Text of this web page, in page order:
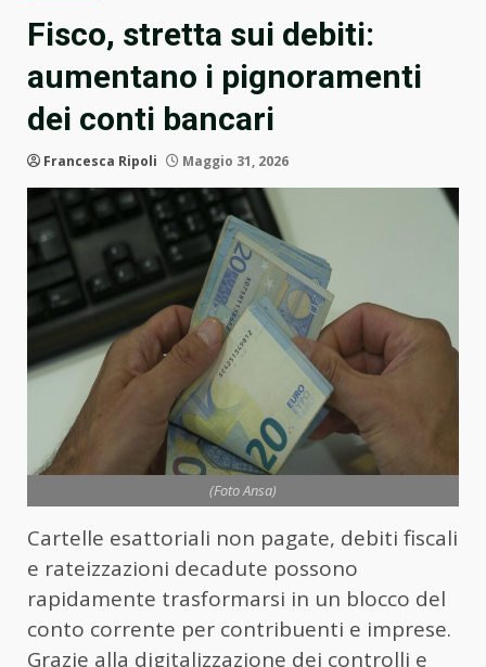
Fisco, stretta sui debiti:
aumentano i pignoramenti
dei conti bancari
Francesca Ripoli Maggio 31, 2026
(Foto Ansa)
Cartelle esattoriali non pagate, debiti fiscali
e rateizzazioni decadute possono
rapidamente trasformarsi in un blocco del
conto corrente per contribuenti e imprese.
Grazie alla digitalizzazione dei controlli e